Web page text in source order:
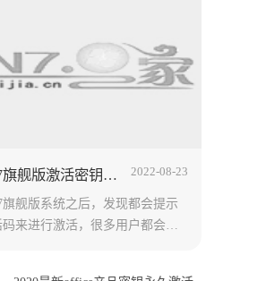
能用有效的win7旗舰版激活密钥永久激活码大全（100%激活） 2022-08-23
舰版系统之后，发现都会提示
来进行激活，很多用户都会从